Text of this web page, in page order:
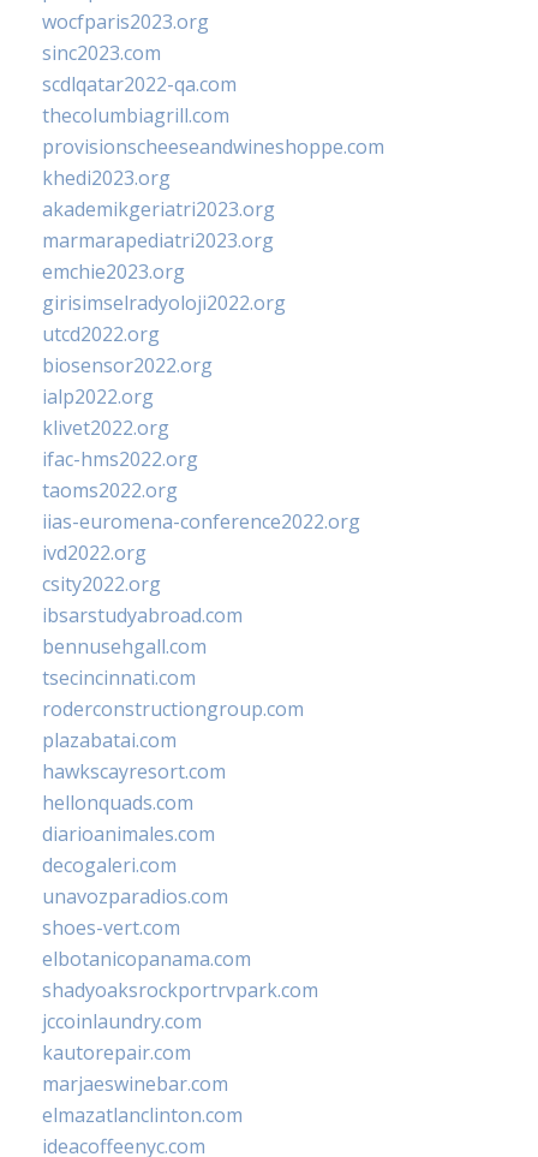
wocfparis2023.org
sinc2023.com
scdlqatar2022-qa.com
thecolumbiagrill.com
provisionscheeseandwineshoppe.com
khedi2023.org
akademikgeriatri2023.org
marmarapediatri2023.org
emchie2023.org
girisimselradyoloji2022.org
utcd2022.org
biosensor2022.org
ialp2022.org
klivet2022.org
ifac-hms2022.org
taoms2022.org
iias-euromena-conference2022.org
ivd2022.org
csity2022.org
ibsarstudyabroad.com
bennusehgall.com
tsecincinnati.com
roderconstructiongroup.com
plazabatai.com
hawkscayresort.com
hellonquads.com
diarioanimales.com
decogaleri.com
unavozparadios.com
shoes-vert.com
elbotanicopanama.com
shadyoaksrockportrvpark.com
jccoinlaundry.com
kautorepair.com
marjaeswinebar.com
elmazatlanclinton.com
ideacoffeenyc.com